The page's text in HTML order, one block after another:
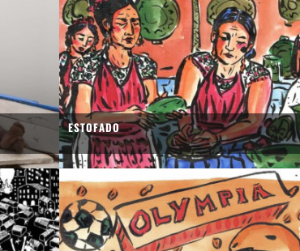
ESTOFADO